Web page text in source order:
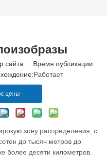
сайта Время публикации:
Работает
цены
зону распределения, с
до тысяч метров до
более десяти километров.